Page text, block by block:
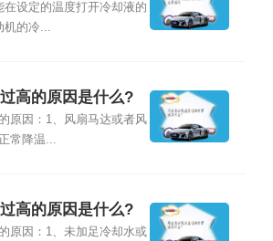
在设定的温度打开冷却液的
机的冷...
高的原因是什么?
原因：1、风扇马达或者风
常降温...
高的原因是什么?
原因：1、未加足冷却水或